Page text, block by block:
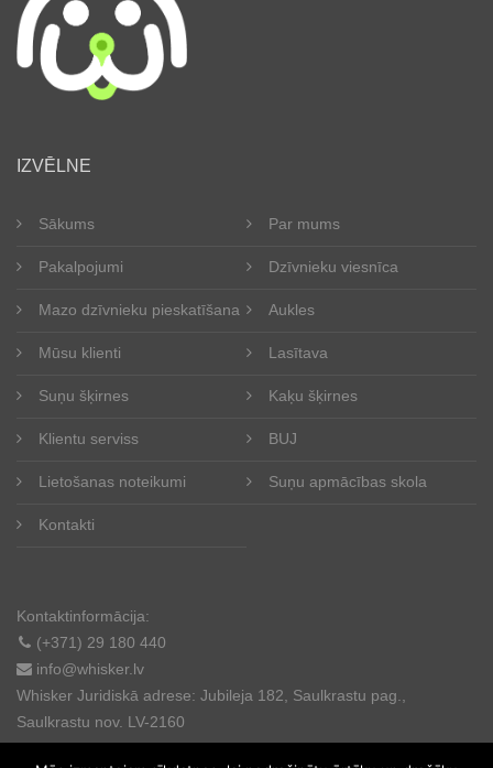
IZVĒLNE
Sākums Par mums
Pakalpojumi Dzīvnieku viesnīca
Mazo dzīvnieku pieskatīšana Aukles
Mūsu klienti Lasītava
Suņu šķirnes Kaķu šķirnes
Klientu serviss BUJ
Lietošanas noteikumi Suņu apmācības skola
Kontakti
Kontaktinformācija:
(+371) 29 180 440
info@whisker.lv
Whisker Juridiskā adrese: Jubileja 182, Saulkrastu pag.,
Saulkrastu nov. LV-2160